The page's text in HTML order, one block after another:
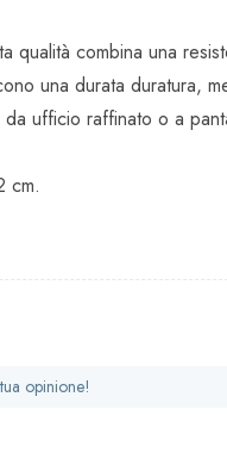
combina una
una durata duratura,
ufficio raffinato o a
cm.
opinione!